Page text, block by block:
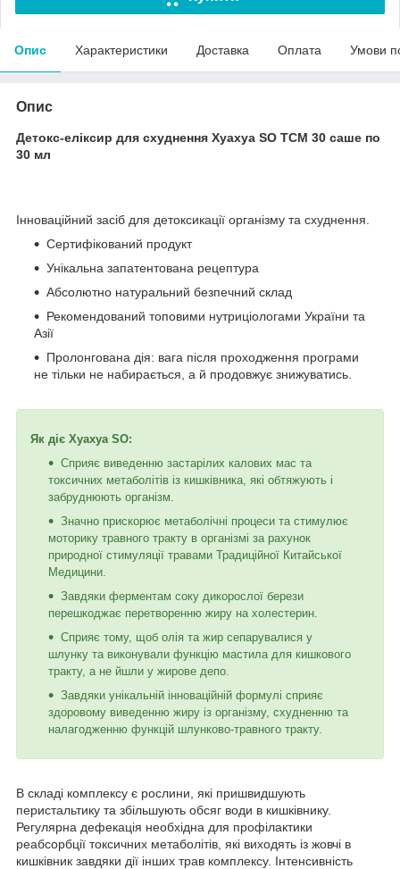
Опис Характеристики Доставка Оплата Умови
Опис
Детокс-еліксир для схуднення Хуахуа SO TCM 30 саше по
30 мл
Інноваційний засіб для детоксикації організму та схуднення.
Сертифікований продукт
Унікальна запатентована рецептура
Абсолютно натуральний безпечний склад
Рекомендований топовими нутриціологами України та
Азії
Пролонгована дія: вага після проходження програми
не тільки не набирається, а й продовжує знижуватись.
Як діє Хуахуа SO:
Сприяє виведенню застарілих калових мас та
токсичних метаболітів із кишківника, які обтяжують і
забруднюють організм.
Значно прискорює метаболічні процеси та стимулює
моторику травного тракту в організмі за рахунок
природної стимуляції травами Традиційної Китайської
Медицини.
Завдяки ферментам соку дикорослої берези
перешкоджає перетворенню жиру на холестерин.
Сприяє тому, щоб олія та жир сепарувалися у
шлунку та виконували функцію мастила для кишкового
тракту, а не йшли у жирове депо.
Завдяки унікальній інноваційній формулі сприяє
здоровому виведенню жиру із організму, схудненню та
налагодженню функцій шлунково-травного тракту.
В складі комплексу є рослини, які пришвидшують
перистальтику та збільшують обсяг води в кишківнику.
Регулярна дефекація необхідна для профілактики
реабсорбції токсичних метаболітів, які виходять із жовчі в
кишківник завдяки дії інших трав комплексу. Інтенсивність